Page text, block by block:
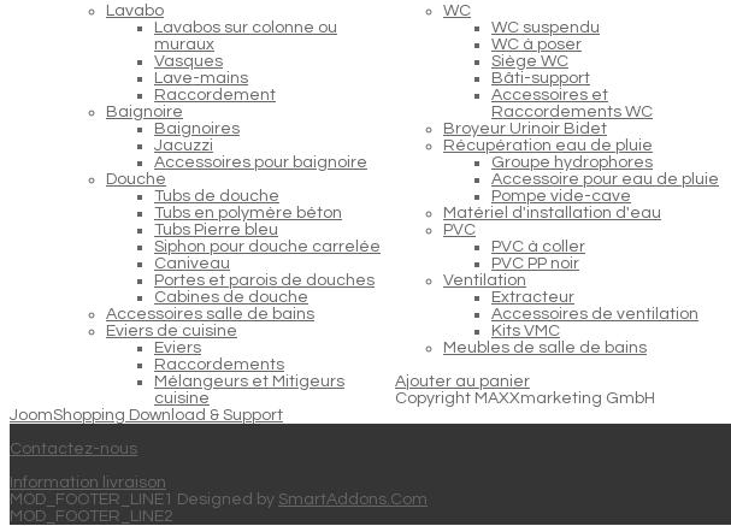
Lavabo
Lavabos sur colonne ou
muraux
Vasques
Lave-mains
Raccordement
Baignoire
Baignoires
Jacuzzi
Accessoires pour baignoire
Douche
Tubs de douche
Tubs en polymère béton
Tubs Pierre bleu
Siphon pour douche carrelée
Caniveau
Portes et parois de douches
Cabines de douche
Accessoires salle de bains
Eviers de cuisine
Eviers
Raccordements
Mélangeurs et Mitigeurs
cuisine
WC
WC suspendu
WC à poser
Siège WC
Bâti-support
Accessoires et
Raccordements WC
Broyeur Urinoir Bidet
Récupération eau de pluie
Groupe hydrophores
Accessoire pour eau de pluie
Pompe vide-cave
Matériel d'installation d'eau
PVC
PVC à coller
PVC PP noir
Ventilation
Extracteur
Accessoires de ventilation
Kits VMC
Meubles de salle de bains
Ajouter au panier
Copyright MAXXmarketing GmbH
JoomShopping Download & Support
Contactez-nous
Information livraison
MOD_FOOTER_LINE1 Designed by SmartAddons.Com
MOD_FOOTER_LINE2